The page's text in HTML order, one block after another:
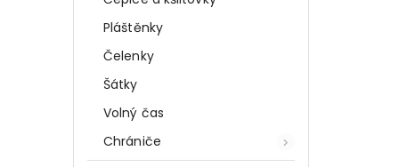
Pláštěnky
Čelenky
Šátky
Volný čas
Chrániče